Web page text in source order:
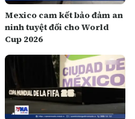
Mexico cam kết bảo đảm an
ninh tuyệt đối cho World
Cup 2026